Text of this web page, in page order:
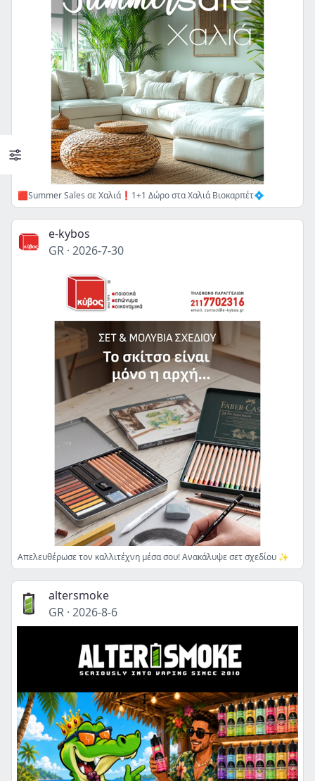
🟥Summer Sales σε Χαλιά❗️1+1 Δώρο στα Χαλιά Βιοκαρπέτ💠
e-kybos
GR · 2026-7-30
Απελευθέρωσε τον καλλιτέχνη μέσα σου! Ανακάλυψε σετ σχεδίου ✨
altersmoke
GR · 2026-8-6